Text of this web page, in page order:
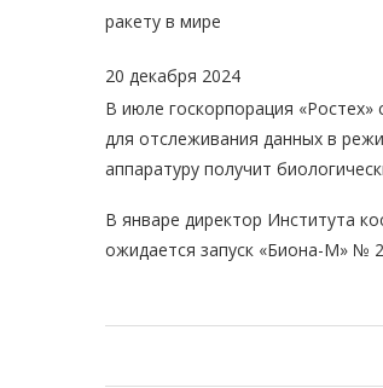
ракету в мире
20 декабря 2024
В июле госкорпорация
для отслеживания данных в
аппаратуру получит
В январе директор Института
ожидается запуск «Биона-М» №